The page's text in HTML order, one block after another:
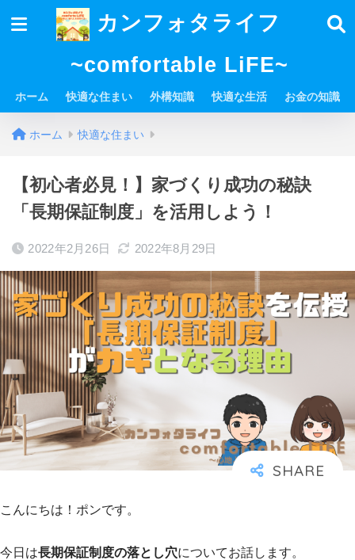
カンフォタライフ
~comfortable LiFE~
ホーム 快適な住まい 外構知識 快適な生活 お金の知識
ホーム 快適な住まい
【初心者必見！】家づくり成功の秘訣
「長期保証制度」を活用しよう！
2022年2月26日 2022年8月29日
こんにちは！ポンです。
今日は長期保証制度の落とし穴についてお話します。